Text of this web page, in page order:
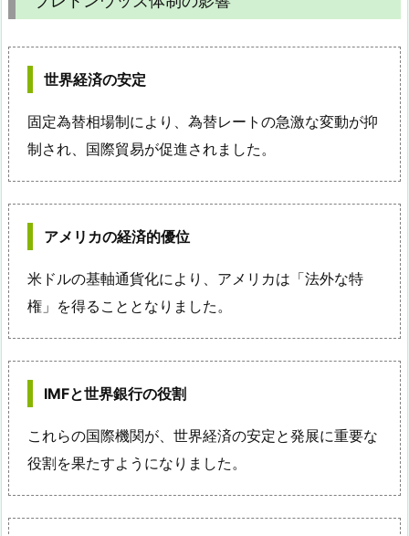
世界経済の安定
固定為替相場制により、為替レートの急激な変動が抑
制され、国際貿易が促進されました。
アメリカの経済的優位
米ドルの基軸通貨化により、アメリカは「法外な特
権」を得ることとなりました。
IMFと世界銀行の役割
これらの国際機関が、世界経済の安定と発展に重要な
役割を果たすようになりました。